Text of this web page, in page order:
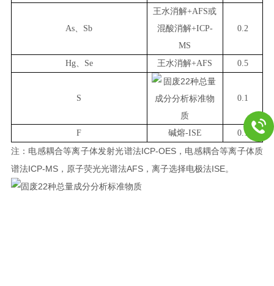
As、 Sb
王水消解+AFS或
混酸消解+ICP-
MS
0.2
Hg、 Se 王水消解+AFS 0.5
S 0.1
F 碱熔-ISE
0.1
注：电感耦合等离子体发射光谱法ICP-OES ，电感耦合等离子体质
谱法ICP-MS， 原子荧光光谱法AFS，离子选择电极法ISE。